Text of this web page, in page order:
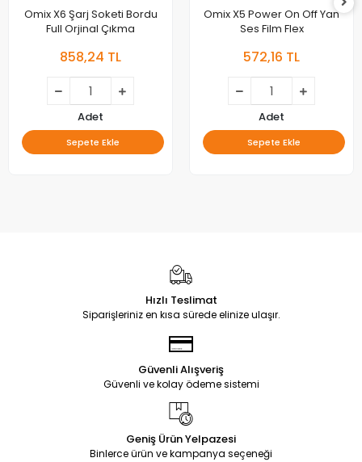
Omix X6 Şarj Soketi Bordu
Full Orjinal Çıkma
858,24 TL
Adet
Sepete Ekle
Omix X5 Power On Off Yan
Ses Film Flex
572,16 TL
Adet
Sepete Ekle
Hızlı Teslimat
Siparişleriniz en kısa sürede elinize ulaşır.
Güvenli Alışveriş
Güvenli ve kolay ödeme sistemi
Geniş Ürün Yelpazesi
Binlerce ürün ve kampanya seçeneği